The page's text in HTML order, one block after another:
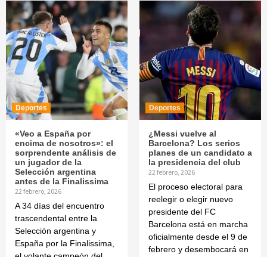
Deportes
«Veo a España por
encima de nosotros»: el
sorprendente análisis de
un jugador de la
Selección argentina
antes de la Finalissima
22 febrero, 2026
A 34 días del encuentro
trascendental entre la
Selección argentina y
España por la Finalissima,
Deportes
¿Messi vuelve al
Barcelona? Los serios
planes de un candidato a
la presidencia del club
22 febrero, 2026
El proceso electoral para
reelegir o elegir nuevo
presidente del FC
Barcelona está en marcha
oficialmente desde el 9 de
febrero y desembocará en